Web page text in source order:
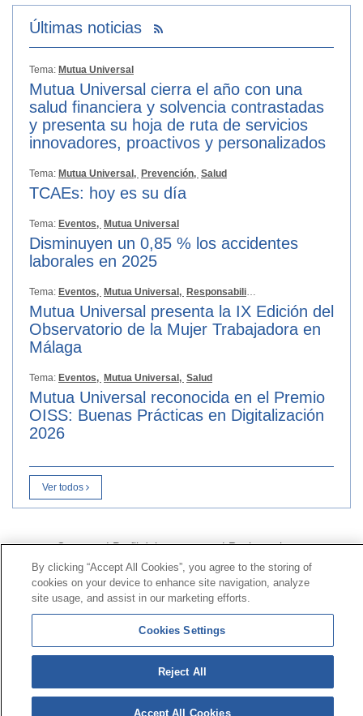
Últimas noticias
Tema: Mutua Universal
Mutua Universal cierra el año con una
salud financiera y solvencia contrastadas
y presenta su hoja de ruta de servicios
innovadores, proactivos y personalizados
Tema: Mutua Universal, Prevención, Salud
TCAEs: hoy es su día
Tema: Eventos, Mutua Universal
Disminuyen un 0,85 % los accidentes
laborales en 2025
Tema: Eventos, Mutua Universal, Responsabilidad Social
Mutua Universal presenta la IX Edición del
Observatorio de la Mujer Trabajadora en
Málaga
Tema: Eventos, Mutua Universal, Salud
Mutua Universal reconocida en el Premio
OISS: Buenas Prácticas en Digitalización
2026
Ver todos
Contacto|Perfil del contratante|Reclamaciones
Línea Universal 900 203 203 |Zona Privada Comisión de
Prestaciones Especiales|Zona Privada Proveedor
Sanitario
© Mutua Universal 2026 | Mapa del sitio | Aviso legal
Política de Protección de Datos
cookies
Síguenos en:
By clicking “Accept All Cookies”, you agree to the storing of
cookies on your device to enhance site navigation, analyze
site usage, and assist in our marketing efforts.
Cookies Settings
Reject All
Accept All Cookies